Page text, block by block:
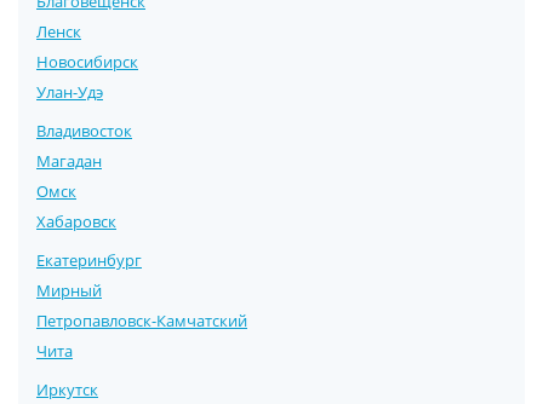
Ленск
Новосибирск
Улан-Удэ
Владивосток
Магадан
Омск
Хабаровск
Екатеринбург
Мирный
Петропавловск-Камчатский
Чита
Иркутск